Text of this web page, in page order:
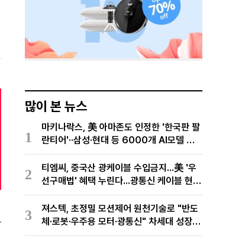
많이 본 뉴스
1
마키나락스, 美 아마존도 인정한 '한국판 팔
란티어'··삼성·현대 등 6000개 AI모델 현
장적용
2
티엠씨, 중국산 광케이블 수입금지...美 '우
선구매법' 혜택 누린다...광통신 케이블 현지
생산
3
져스텍, 초정밀 모션제어 원천기술로 "반도
체·로봇·우주용 모터·광통신" 차세대 성장동
력 재편